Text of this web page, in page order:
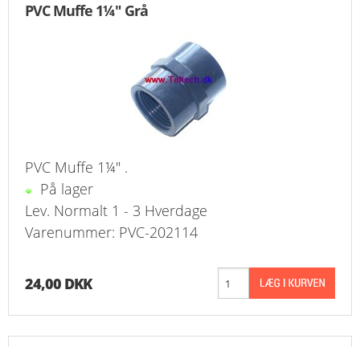
PVC Muffe 1¼" Grå
PVC Muffe 1¼" .
På lager
Lev. Normalt 1 - 3 Hverdage
Varenummer: PVC-202114
24,00 DKK